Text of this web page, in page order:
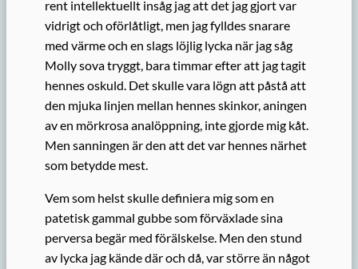
rent intellektuellt insåg jag att det jag gjort var
vidrigt och oförlåtligt, men jag fylldes snarare
med värme och en slags löjlig lycka när jag såg
Molly sova tryggt, bara timmar efter att jag tagit
hennes oskuld. Det skulle vara lögn att påstå att
den mjuka linjen mellan hennes skinkor, aningen
av en mörkrosa analöppning, inte gjorde mig kåt.
Men sanningen är den att det var hennes närhet
som betydde mest.
Vem som helst skulle definiera mig som en
patetisk gammal gubbe som förväxlade sina
perversa begär med förälskelse. Men den stund
av lycka jag kände där och då, var större än något